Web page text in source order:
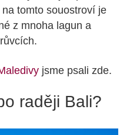
tomto souostroví je
z mnoha lagun a
jsme psali zde.
raději Bali?